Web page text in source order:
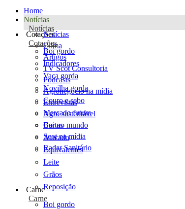
Home
Notícias
Notícias
Notícias
Clima
Artigos
TV Scot Consultoria
Podcasts
Agronegócio na mídia
Entrevistas
Agro sustentável
Cartas
Scot na mídia
Radar Sanitário
Cotações
Cotações
Boi gordo
Indicadores
Vaca gorda
Novilha gorda
Couro e sebo
Mercado futuro
Boi no mundo
Atacado
Equivalentes
Leite
Grãos
Reposição
Carne
Carne
Boi gordo